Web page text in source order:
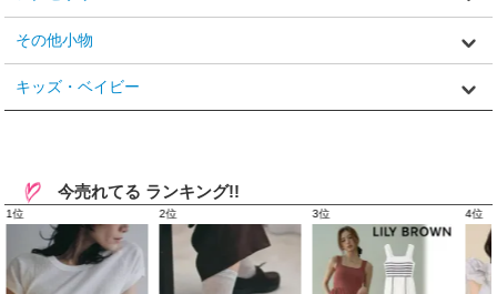
その他小物
キッズ・ベイビー
今売れてる ランキング!!